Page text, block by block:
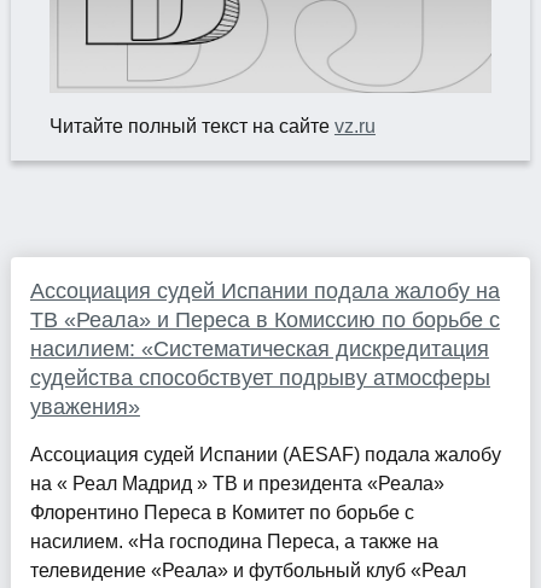
Читайте полный текст на сайте vz.ru
Ассоциация судей Испании подала жалобу на
ТВ «Реала» и Переса в Комиссию по борьбе с
насилием: «Систематическая дискредитация
судейства способствует подрыву атмосферы
уважения»
Ассоциация судей Испании (AESAF) подала жалобу
на « Реал Мадрид » ТВ и президента «Реала»
Флорентино Переса в Комитет по борьбе с
насилием. «На господина Переса, а также на
телевидение «Реала» и футбольный клуб «Реал